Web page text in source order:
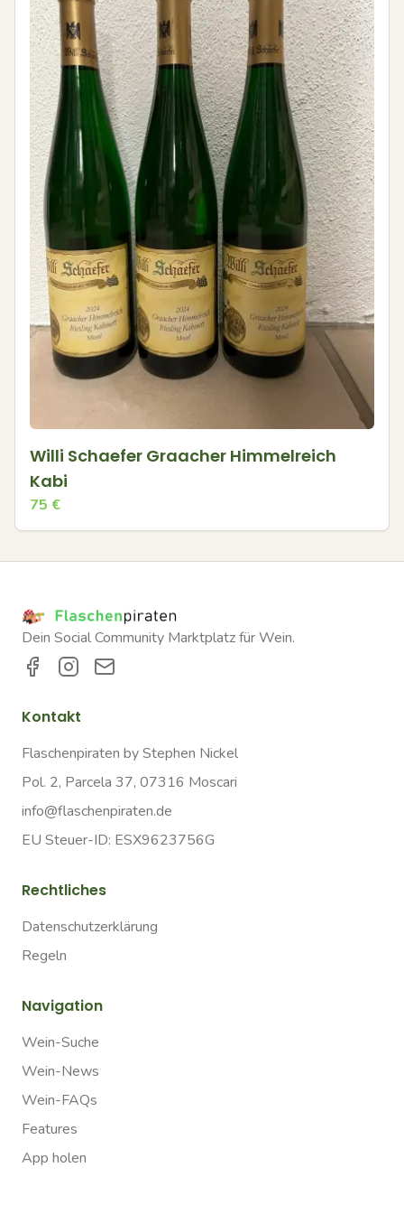
Willi Schaefer Graacher Himmelreich
Kabi
75 €
Dein Social Community Marktplatz für Wein.
Kontakt
Flaschenpiraten by Stephen Nickel
Pol. 2, Parcela 37, 07316 Moscari
info@flaschenpiraten.de
EU Steuer-ID: ESX9623756G
Rechtliches
Datenschutzerklärung
Regeln
Navigation
Wein-Suche
Wein-News
Wein-FAQs
Features
App holen